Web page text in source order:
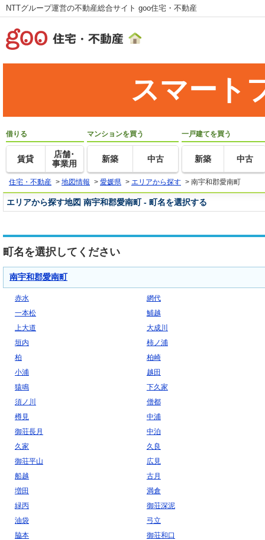
NTTグループ運営の不動産総合サイト goo住宅・不動産
スマート
借りる
賃貸
店舗･
事業用
マンションを買う
新築 中古
一戸建てを買う
新築 中古
住宅・不動産 > 地図情報 > 愛媛県 > エリアから探す > 南宇和郡愛南町
エリアから探す地図 南宇和郡愛南町 - 町名を選択する
町名を選択してください
南宇和郡愛南町
赤水
網代
一本松
鯆越
上大道
大成川
垣内
柿ノ浦
柏
柏崎
小浦
越田
猿鳴
下久家
須ノ川
僧都
樽見
中浦
御荘長月
中泊
久家
久良
御荘平山
広見
船越
古月
増田
満倉
緑丙
御荘深泥
油袋
弓立
脇本
御荘和口